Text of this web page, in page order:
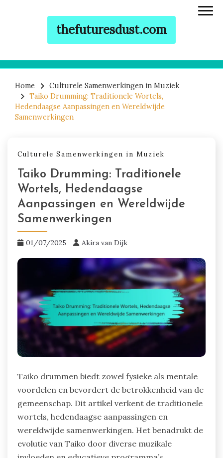
thefuturesdust.com
Home
Culturele Samenwerkingen in Muziek
Taiko Drumming: Traditionele Wortels,
Hedendaagse Aanpassingen en Wereldwijde
Samenwerkingen
Culturele Samenwerkingen in Muziek
Taiko Drumming: Traditionele
Wortels, Hedendaagse
Aanpassingen en Wereldwijde
Samenwerkingen
01/07/2025 Akira van Dijk
Taiko drummen biedt zowel fysieke als mentale
voordelen en bevordert de betrokkenheid van de
gemeenschap. Dit artikel verkent de traditionele
wortels, hedendaagse aanpassingen en
wereldwijde samenwerkingen. Het benadrukt de
evolutie van Taiko door diverse muzikale